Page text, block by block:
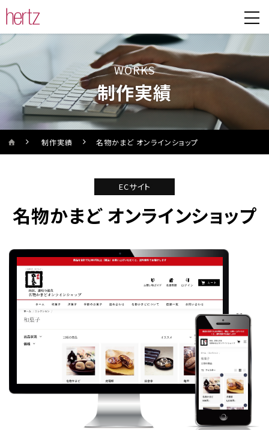
WORKS
制作実績
制作実績 名物かまど オンラインショップ
ECサイト
名物かまど オンラインショップ